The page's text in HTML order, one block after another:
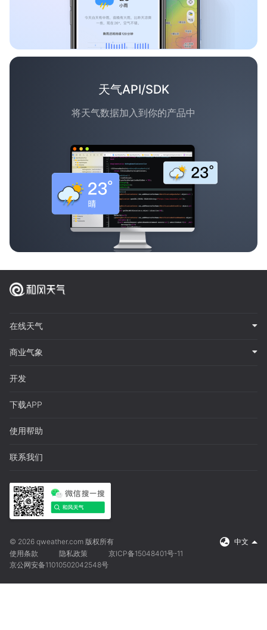
天气API/SDK
将天气数据加入到你的产品中
在线天气
商业气象
开发
下载APP
使用帮助
联系我们
© 2026 qweather.com 版权所有
中文
使用条款
隐私政策
京ICP备15048401号-11
京公网安备11010502042548号